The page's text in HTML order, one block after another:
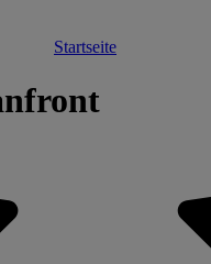
Startseite